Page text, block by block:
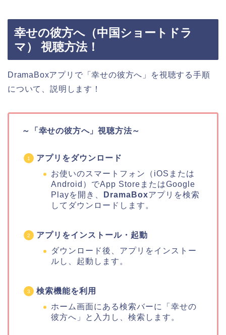
幸せの彼方へ（中国ショートドラ
マ） 視聴方法！
DramaBoxアプリで「幸せの彼方へ」を視聴する手順
について、説明します！
～「幸せの彼方へ」視聴方法～
アプリをダウンロード
お使いのスマートフォン（iOSまたは
Android）でApp StoreまたはGoogle
Playを開き、
DramaBoxアプリを検索
してダウンロードします。
アプリをインストール・起動
ダウンロード後、アプリをインストー
ルし、起動します。
検索機能を利用
ホーム画面にある検索バーに「幸せの
彼方へ」と入力し、検索します。